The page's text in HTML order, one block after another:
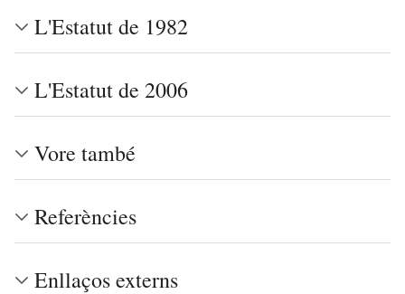
L'Estatut de 1982
L'Estatut de 2006
Vore també
Referències
Enllaços externs